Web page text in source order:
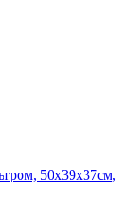
50х39х37см,